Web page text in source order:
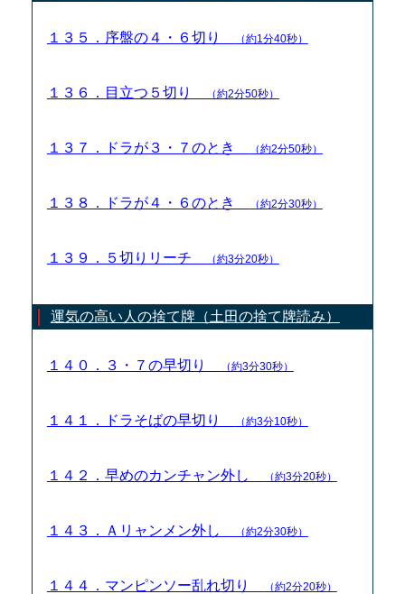
１３５．序盤の４・６切り （約1分40秒）
１３６．目立つ５切り （約2分50秒）
１３７．ドラが３・７のとき （約2分50秒）
１３８．ドラが４・６のとき （約2分30秒）
１３９．５切りリーチ （約3分20秒）
運気の高い人の捨て牌（土田の捨て牌読み）
１４０．３・７の早切り （約3分30秒）
１４１．ドラそばの早切り （約3分10秒）
１４２．早めのカンチャン外し （約3分20秒）
１４３．Ａリャンメン外し （約2分30秒）
１４４．マンピンソー乱れ切り （約2分20秒）